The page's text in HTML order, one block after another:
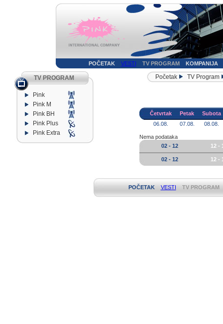
POČETAK VESTI TV PROGRAM KOMPANIJA
TV PROGRAM
Pink
Pink M
Pink BH
Pink Plus
Pink Extra
Početak TV Program
Četvrtak Petak
Subota
06.08.
07.08. 08.08.
Nema podataka
02 - 12
12 -
02 - 12 12 -
POČETAK VESTI TV PROGRAM